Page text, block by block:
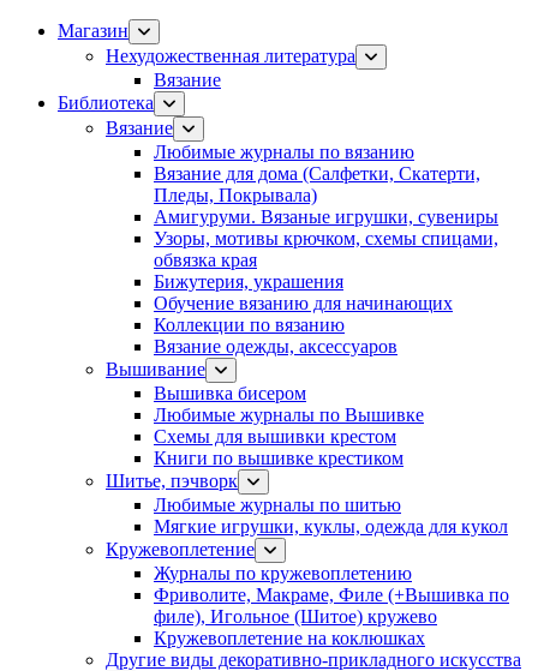
Магазин
Нехудожественная литература
Вязание
Библиотека
Вязание
Любимые журналы по вязанию
Вязание для дома (Салфетки, Скатерти,
Пледы, Покрывала)
Амигуруми. Вязаные игрушки, сувениры
Узоры, мотивы крючком, схемы спицами,
обвязка края
Бижутерия, украшения
Обучение вязанию для начинающих
Коллекции по вязанию
Вязание одежды, аксессуаров
Вышивание
Вышивка бисером
Любимые журналы по Вышивке
Схемы для вышивки крестом
Книги по вышивке крестиком
Шитье, пэчворк
Любимые журналы по шитью
Мягкие игрушки, куклы, одежда для кукол
Кружевоплетение
Журналы по кружевоплетению
Фриволите, Макраме, Филе (+Вышивка по
филе), Игольное (Шитое) кружево
Кружевоплетение на коклюшках
Другие виды декоративно-прикладного искусства